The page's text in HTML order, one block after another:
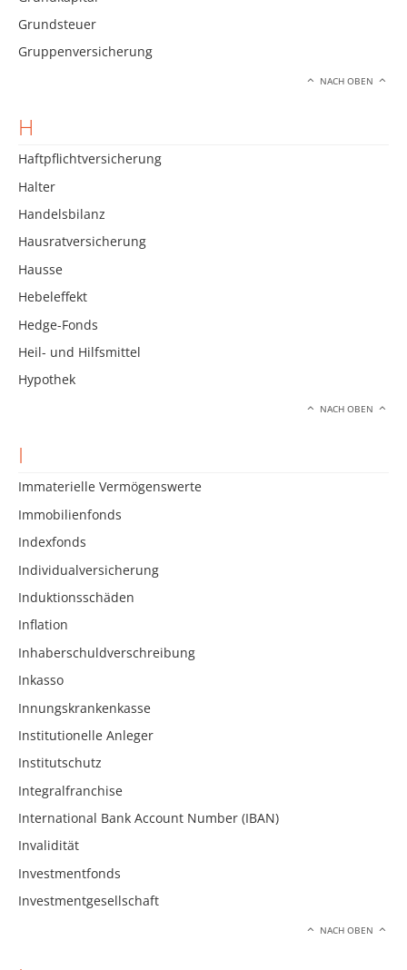
Grundsteuer
Gruppenversicherung
NACH OBEN
H
Haftpflichtversicherung
Halter
Handelsbilanz
Hausratversicherung
Hausse
Hebeleffekt
Hedge-Fonds
Heil- und Hilfsmittel
Hypothek
NACH OBEN
I
Immaterielle Vermögenswerte
Immobilienfonds
Indexfonds
Individualversicherung
Induktionsschäden
Inflation
Inhaberschuldverschreibung
Inkasso
Innungskrankenkasse
Institutionelle Anleger
Institutschutz
Integralfranchise
International Bank Account Number (IBAN)
Invalidität
Investmentfonds
Investmentgesellschaft
NACH OBEN